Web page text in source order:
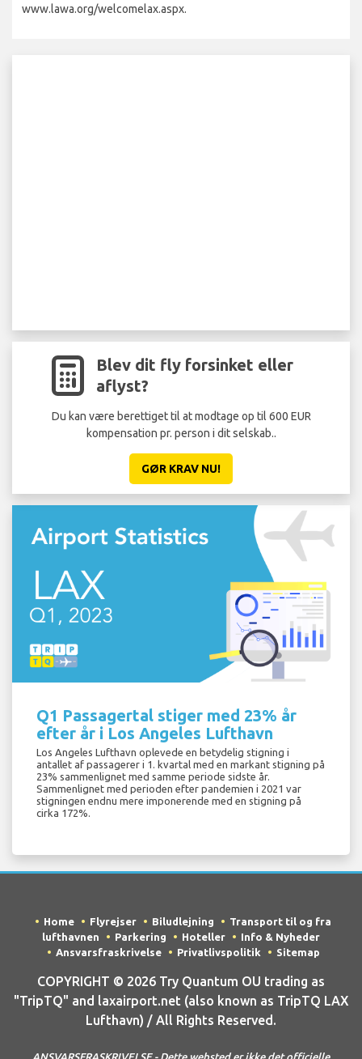
www.lawa.org/welcomelax.aspx.
Blev dit fly forsinket eller
aflyst?
Du kan være berettiget til at modtage op til 600 EUR
kompensation pr. person i dit selskab..
GØR KRAV NU!
Q1 Passagertal stiger med 23% år
efter år i Los Angeles Lufthavn
Los Angeles Lufthavn oplevede en betydelig stigning i
antallet af passagerer i 1. kvartal med en markant stigning på
23% sammenlignet med samme periode sidste år.
Sammenlignet med perioden efter pandemien i 2021 var
stigningen endnu mere imponerende med en stigning på
cirka 172%.
Home Flyrejser Biludlejning
Transport til og fra
lufthavnen
Parkering Hoteller
Info & Nyheder
Ansvarsfraskrivelse
Privatlivspolitik Sitemap
COPYRIGHT © 2026 Try Quantum OU trading as
"TripTQ" and laxairport.net (also known as TripTQ LAX
Lufthavn) / All Rights Reserved.
ANSVARSFRASKRIVELSE - Dette websted er ikke det officielle